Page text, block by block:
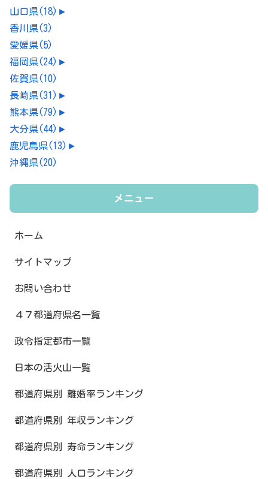
山口県(18) ►
香川県(3)
愛媛県(5)
福岡県(24) ►
佐賀県(10)
長崎県(31) ►
熊本県(79) ►
大分県(44) ►
鹿児島県(13) ►
沖縄県(20)
メニュー
ホーム
サイトマップ
お問い合わせ
４７都道府県名一覧
政令指定都市一覧
日本の活火山一覧
都道府県別 離婚率ランキング
都道府県別 年収ランキング
都道府県別 寿命ランキング
都道府県別 人口ランキング